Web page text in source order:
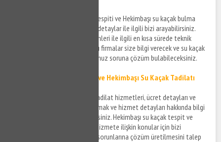
Hekimbaşı kırmadan su kaçak tespiti ve Hekimbaşı su kaçak bulma
hizmeti ile ilgili bilgi almak ve detaylar ile ilgili bizi arayabilirsiniz.
Hekimbaşı su kaçak tespit işlemleri ile ilgili en kısa sürede teknik
konuda donanımlı ve anlaşmalı firmalar size bilgi verecek ve su kaçak
tespiti ile ilgili yaşamış olduğunuz soruna çözüm bulabileceksiniz.
Hekimbaşı Su Kaçak Tamiri ve Hekimbaşı Su Kaçak Tadilatı
Hekimbaşı su kaçak tamiri ve tadilat hizmetleri, ücret detayları ve
sürecin gelişimi ile ilgili bilgi almak ve hizmet detayları hakkında bilgi
sahibi olmak için bizi arayabilirsiniz. Hekimbaşı su kaçak tespit ve
tamir hizmetinin detayları ve hizmete ilişkin konular için bizi
arayabilir yaşadığınız su kaçak sorunlarına çözüm üretilmesini talep